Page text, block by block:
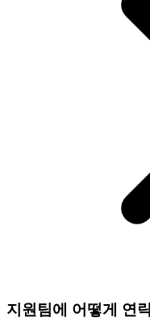
지원팀에 어떻게 연